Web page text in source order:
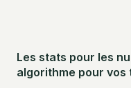
Les stats pour les
algorithme pour vos